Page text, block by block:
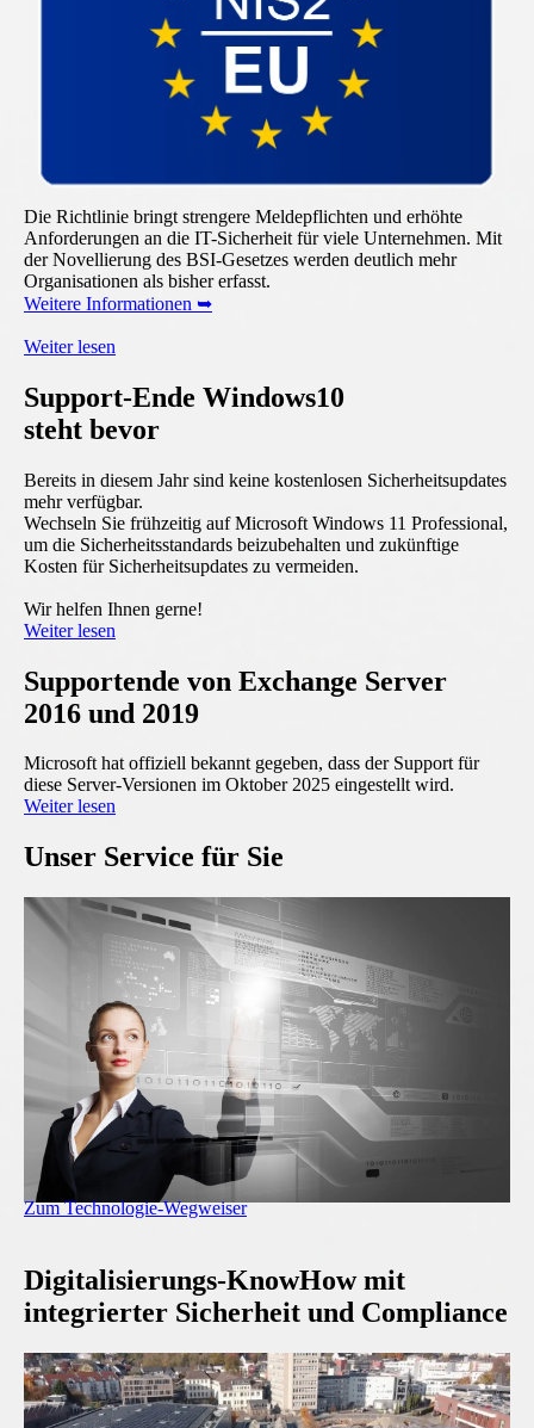
Die Richtlinie bringt strengere Meldepflichten und erhöhte
Anforderungen an die IT-Sicherheit für viele Unternehmen. Mit
der Novellierung des BSI-Gesetzes werden deutlich mehr
Organisationen als bisher erfasst.
Weitere Informationen ➥
Weiter lesen
Support-Ende Windows10
steht bevor
Bereits in diesem Jahr sind keine kostenlosen Sicherheitsupdates
mehr verfügbar.
Wechseln Sie frühzeitig auf Microsoft Windows 11 Professional,
um die Sicherheitsstandards beizubehalten und zukünftige
Kosten für Sicherheitsupdates zu vermeiden.
Wir helfen Ihnen gerne!
Weiter lesen
Supportende von Exchange Server
2016 und 2019
Microsoft hat offiziell bekannt gegeben, dass der Support für
diese Server-Versionen im Oktober 2025 eingestellt wird.
Weiter lesen
Unser Service für Sie
Zum Technologie-Wegweiser
Digitalisierungs-KnowHow mit
integrierter Sicherheit und Compliance